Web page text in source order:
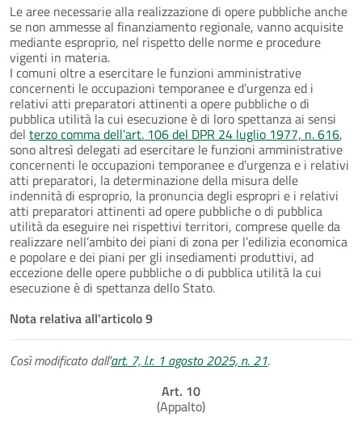
Le aree necessarie alla realizzazione di opere pubbliche anche
se non ammesse al finanziamento regionale, vanno acquisite
mediante esproprio, nel rispetto delle norme e procedure
vigenti in materia.
I comuni oltre a esercitare le funzioni amministrative
concernenti le occupazioni temporanee e d’urgenza ed i
relativi atti preparatori attinenti a opere pubbliche o di
pubblica utilità la cui esecuzione è di loro spettanza ai sensi
del terzo comma dell’art. 106 del DPR 24 luglio 1977, n. 616,
sono altresì delegati ad esercitare le funzioni amministrative
concernenti le occupazioni temporanee e d’urgenza e i relativi
atti preparatori, la determinazione della misura delle
indennità di esproprio, la pronuncia degli espropri e i relativi
atti preparatori attinenti ad opere pubbliche o di pubblica
utilità da eseguire nei rispettivi territori, comprese quelle da
realizzare nell’ambito dei piani di zona per l’edilizia economica
e popolare e dei piani per gli insediamenti produttivi, ad
eccezione delle opere pubbliche o di pubblica utilità la cui
esecuzione è di spettanza dello Stato.
Nota relativa all'articolo 9
Così modificato dall'art. 7, l.r. 1 agosto 2025, n. 21.
Art. 10
(Appalto)